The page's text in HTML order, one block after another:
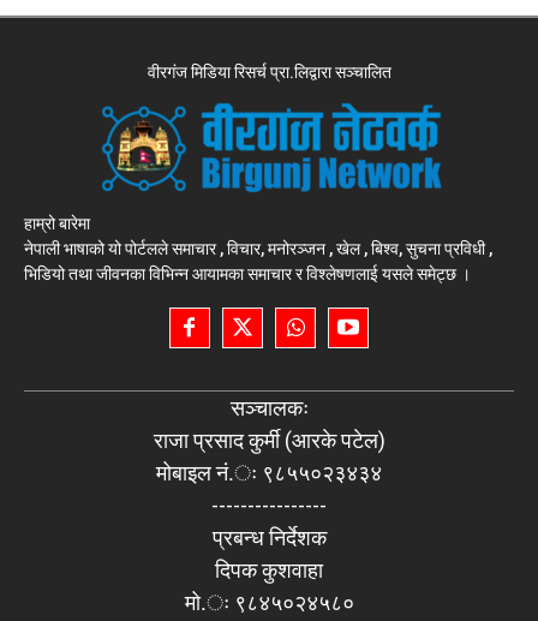
वीरगंज मिडिया रिसर्च प्रा.लिद्वारा सञ्चालित
हाम्रो बारेमा
नेपाली भाषाको यो पोर्टलले समाचार , विचार, मनोरञ्जन , खेल , बिश्व, सुचना प्रविधी ,
भिडियो तथा जीवनका विभिन्न आयामका समाचार र विश्लेषणलाई यसले समेट्छ ।
सञ्चालकः
राजा प्रसाद कुर्मी (आरके पटेल)
मोबाइल नं.ः ९८५५०२३४३४
----------------
प्रबन्ध निर्देशक
दिपक कुशवाहा
मो.ः ९८४५०२४५८०